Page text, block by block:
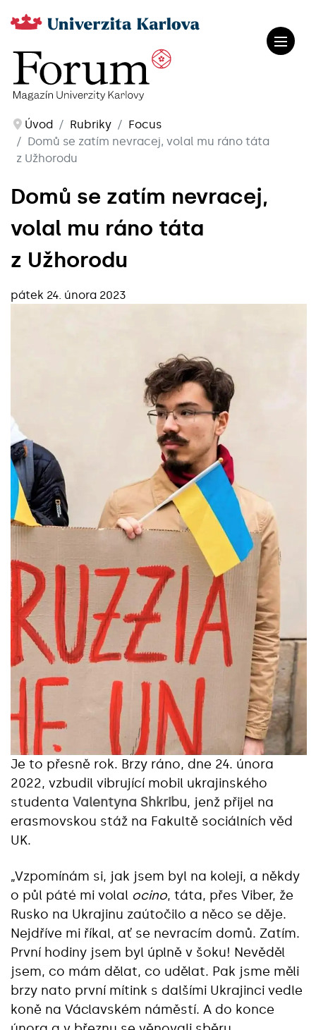
Úvod Rubriky
Focus
Domů se zatím nevracej, volal mu ráno táta
z Užhorodu
Domů se zatím nevracej,
volal mu ráno táta
z Užhorodu
pátek 24. února 2023
Je to přesně rok. Brzy ráno, dne 24. února
2022, vzbudil vibrující mobil ukrajinského
studenta Valentyna Shkribu, jenž přijel na
erasmovskou stáž na Fakultě sociálních věd
UK.
„Vzpomínám si, jak jsem byl na koleji, a někdy
o půl páté mi volal ocino, táta, přes Viber, že
Rusko na Ukrajinu zaútočilo a něco se děje.
Nejdříve mi říkal, ať se nevracím domů. Zatím.
První hodiny jsem byl úplně v šoku! Nevěděl
jsem, co mám dělat, co udělat. Pak jsme měli
brzy nato první mítink s dalšími Ukrajinci vedle
koně na Václavském náměstí. A do konce